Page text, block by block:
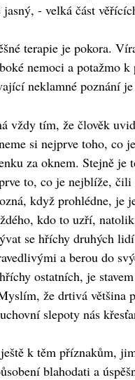
- velká část
terapie je pokora.
nemoci a potažmo
neklamné poznání je
vždy tím, že člověk
si nejprve toho, co
za oknem. Stejně je
to, co je nejblíže,
když prohlédne, je
kdo to uzří,
se hříchy druhých
a berou do
ostatních, je
že drtivá většina
slepoty nás
k těm příznakům,
blahodati a